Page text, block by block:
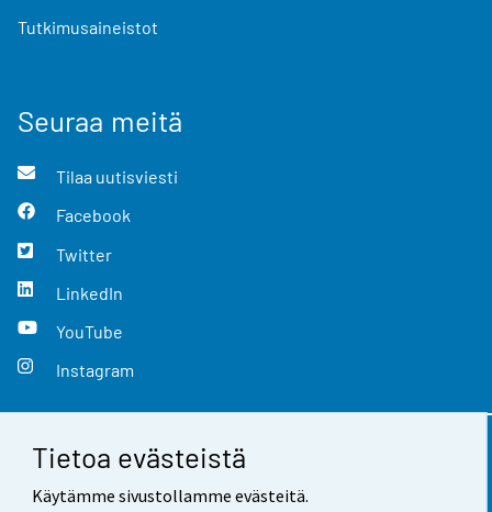
Tietoa evästeistä
Käytämme sivustollamme evästeitä.
Tutkimusaineistot
Seuraa meitä
Tilaa uutisviesti
Facebook
Twitter
LinkedIn
YouTube
Instagram
Yhteystiedot
Palaute